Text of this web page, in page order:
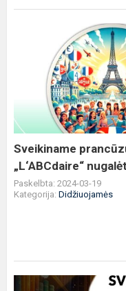
konkurso
„L‘ABCdaire“
nugalėtoją
Sveikiname
„L‘ABCdaire“
Paskelbta: 2024-03-19
Kategorija: Didžiuojamės
Didžiuojamės